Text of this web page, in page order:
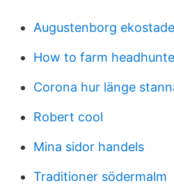
Augustenborg
How to farm
Corona hur länge
Robert cool
Mina sidor handels
Traditioner södermalm